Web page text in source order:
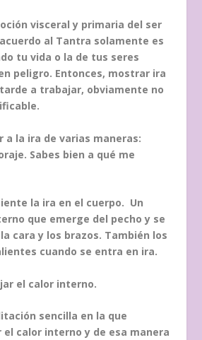
visceral y primaria del ser
al Tantra solamente es
tu vida o la de tus seres
peligro. Entonces, mostrar ira
a trabajar, obviamente no
a la ira de varias maneras:
Sabes bien a qué me
la ira en el cuerpo. Un
que emerge del pecho y se
cara y los brazos. También los
cuando se entra en ira.
el calor interno.
sencilla en la que
el calor interno y de esa manera